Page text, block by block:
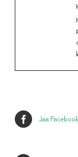
Jaa